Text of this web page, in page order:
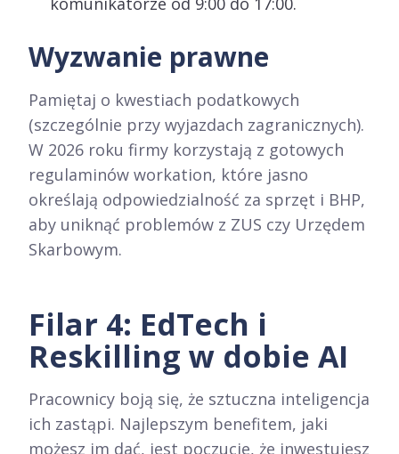
Wyzwanie prawne
Pamiętaj o kwestiach podatkowych
(szczególnie przy wyjazdach zagranicznych).
W 2026 roku firmy korzystają z gotowych
regulaminów workation, które jasno
określają odpowiedzialność za sprzęt i BHP,
aby uniknąć problemów z ZUS czy Urzędem
Skarbowym.
Filar 4: EdTech i
Reskilling w dobie AI
Pracownicy boją się, że sztuczna inteligencja
ich zastąpi. Najlepszym benefitem, jaki
możesz im dać, jest poczucie, że inwestujesz